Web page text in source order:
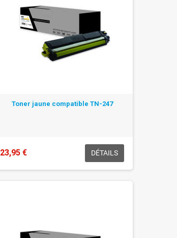
Toner jaune compatible TN-247
23,95 € DÉTAILS